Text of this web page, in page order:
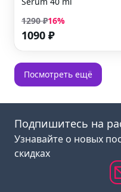
1290₽16%
1090 ₽
Посмотреть ещё
Подпишитесь на
Узнавайте о новых
скидках